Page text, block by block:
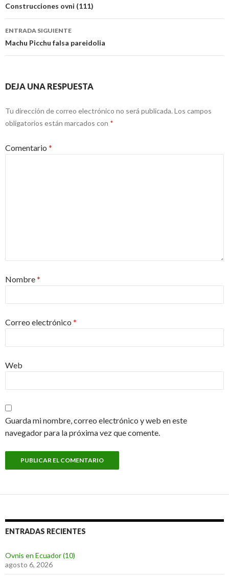
de
entradas
Construcciones ovni (111)
ENTRADA SIGUIENTE
Machu Picchu falsa pareidolia
DEJA UNA RESPUESTA
Tu dirección de correo electrónico no será publicada. Los campos
obligatorios están marcados con *
Comentario *
Nombre*
Correo electrónico *
Web
Guarda mi nombre, correo electrónico y web en este
navegador para la próxima vez que comente.
ENTRADAS RECIENTES
Ovnis en Ecuador (10)
agosto 6, 2026